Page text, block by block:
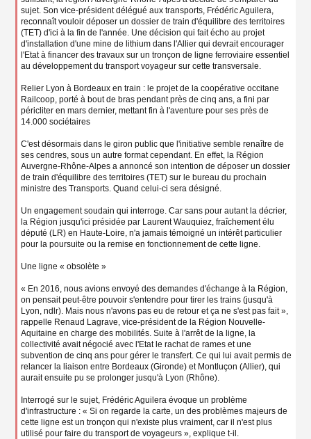
sujet. Son vice-président délégué aux transports, Frédéric Aguilera,
reconnaît vouloir déposer un dossier de train d'équilibre des territoires
(TET) d'ici à la fin de l'année. Une décision qui fait écho au projet
d'installation d'une mine de lithium dans l'Allier qui devrait encourager
l'Etat à financer des travaux sur un tronçon de ligne ferroviaire essentiel
au développement du transport voyageur sur cette transversale.
Relier Lyon à Bordeaux en train : le projet de la coopérative occitane
Railcoop, porté à bout de bras pendant près de cinq ans, a fini par
péricliter en mars dernier, mettant fin à l'aventure pour ses près de
14.000 sociétaires
C'est désormais dans le giron public que l'initiative semble renaître de
ses cendres, sous un autre format cependant. En effet, la Région
Auvergne-Rhône-Alpes a annoncé son intention de déposer un dossier
de train d'équilibre des territoires (TET) sur le bureau du prochain
ministre des Transports. Quand celui-ci sera désigné.
Un engagement soudain qui interroge. Car sans pour autant la décrier,
la Région jusqu'ici présidée par Laurent Wauquiez, fraîchement élu
député (LR) en Haute-Loire, n'a jamais témoigné un intérêt particulier
pour la poursuite ou la remise en fonctionnement de cette ligne.
Une ligne « obsolète »
« En 2016, nous avions envoyé des demandes d'échange à la Région,
on pensait peut-être pouvoir s'entendre pour tirer les trains (jusqu'à
Lyon, ndlr). Mais nous n'avons pas eu de retour et ça ne s'est pas fait »,
rappelle Renaud Lagrave, vice-président de la Région Nouvelle-
Aquitaine en charge des mobilités. Suite à l'arrêt de la ligne, la
collectivité avait négocié avec l'Etat le rachat de rames et une
subvention de cinq ans pour gérer le transfert. Ce qui lui avait permis de
relancer la liaison entre Bordeaux (Gironde) et Montluçon (Allier), qui
aurait ensuite pu se prolonger jusqu'à Lyon (Rhône).
Interrogé sur le sujet, Frédéric Aguilera évoque un problème
d'infrastructure : « Si on regarde la carte, un des problèmes majeurs de
cette ligne est un tronçon qui n'existe plus vraiment, car il n'est plus
utilisé pour faire du transport de voyageurs », explique t-il.